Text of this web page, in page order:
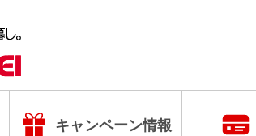
キャンペーン情報